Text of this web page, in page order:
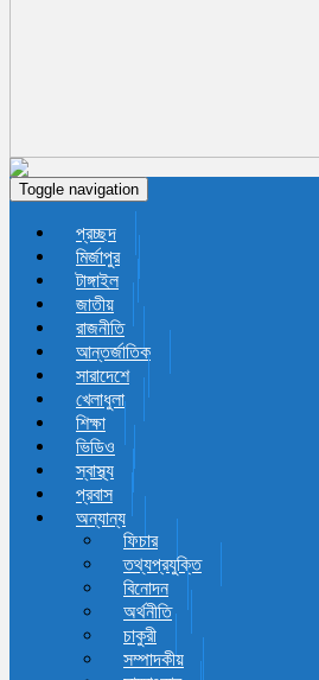
Toggle navigation
প্রচ্ছদ
মির্জাপুর
টাঙ্গাইল
জাতীয়
রাজনীতি
আন্তর্জাতিক
সারাদেশে
খেলাধুলা
শিক্ষা
ভিডিও
স্বাস্থ্য
প্রবাস
অন্যান্য
ফিচার
তথ্যপ্রযুক্তি
বিনোদন
অর্থনীতি
চাকুরী
সম্পাদকীয়